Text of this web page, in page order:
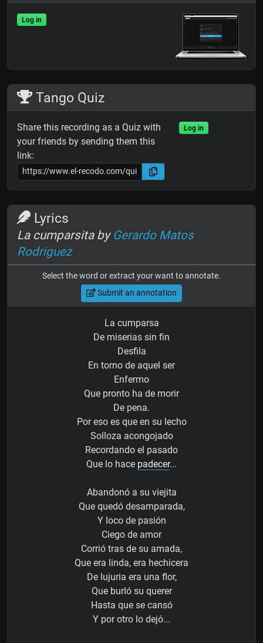
Log in
Tango Quiz
Share this recording as a Quiz with
your friends by sending them this
link:
Log in
Lyrics
La cumparsita by Gerardo Matos
Rodriguez
Select the word or extract your want to annotate.
Submit an annotation
La cumparsa
De miserias sin fin
Desfila
En torno de aquel ser
Enfermo
Que pronto ha de morir
De pena.
Por eso es que en su lecho
Solloza acongojado
Recordando el pasado
Que lo hace padecer...
Abandonó a su viejita
Que quedó desamparada,
Y loco de pasión
Ciego de amor
Corrió tras de su amada,
Que era linda, era hechicera
De lujuria era una flor,
Que burló su querer
Hasta que se cansó
Y por otro lo dejó...